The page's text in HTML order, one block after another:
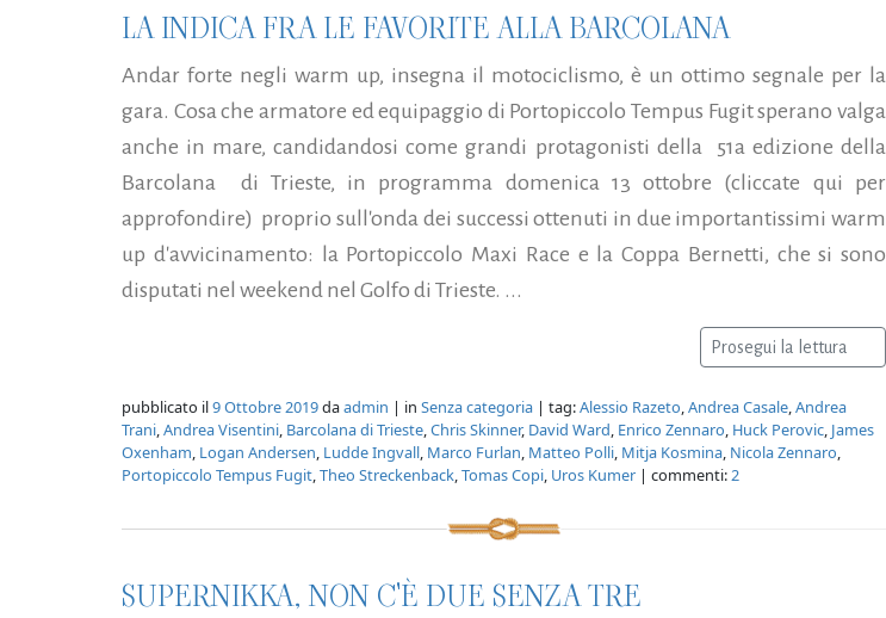
LA INDICA FRA LE FAVORITE ALLA BARCOLANA
Andar forte negli warm up, insegna il motociclismo, è un ottimo segnale per la
gara. Cosa che armatore ed equipaggio di Portopiccolo Tempus Fugit sperano valga
anche in mare, candidandosi come grandi protagonisti della 51a edizione della
Barcolana di Trieste, in programma domenica 13 ottobre (cliccate qui per
approfondire) proprio sull'onda dei successi ottenuti in due importantissimi warm
up d'avvicinamento: la Portopiccolo Maxi Race e la Coppa Bernetti, che si sono
disputati nel weekend nel Golfo di Trieste. ...
Prosegui la lettura
pubblicato il9 Ottobre 2019daadmin | in Senza categoria | tag:Alessio Razeto,Andrea Casale,Andrea
Trani,Andrea Visentini, Barcolana di Trieste,Chris Skinner, David Ward, Enrico Zennaro, Huck Perovic, James
Oxenham, Logan Andersen, Ludde Ingvall, Marco Furlan, Matteo Polli, Mitja Kosmina, Nicola Zennaro,
Portopiccolo Tempus Fugit,Theo Streckenback,Tomas Copi, Uros Kumer | commenti:2
SUPERNIKKA, NON C'È DUE SENZA TRE